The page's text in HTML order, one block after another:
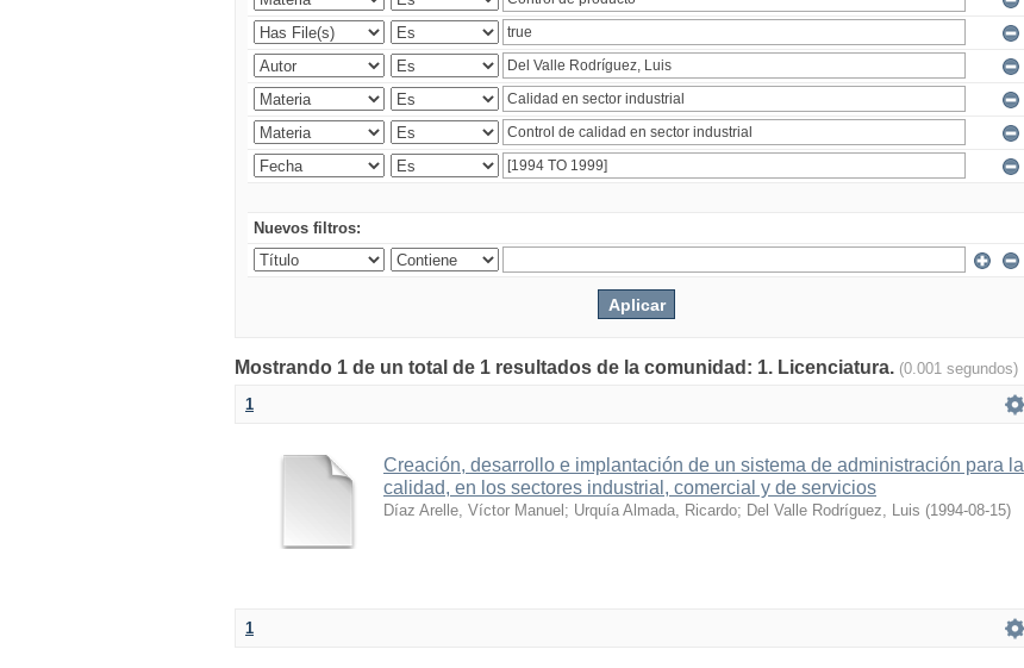
Nuevos filtros:
Mostrando 1 de un total de 1 resultados de la comunidad: 1. Licenciatura. (0.001 segundos)
1
Creación, desarrollo e implantación de un sistema de administración para la
calidad, en los sectores industrial, comercial y de servicios
Díaz Arelle, Víctor Manuel ; Urquía Almada, Ricardo; Del Valle Rodríguez, Luis (1994-08-15)
1